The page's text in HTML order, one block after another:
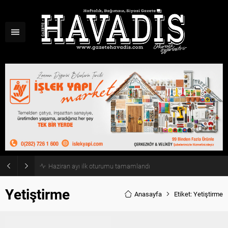
Haziran ayı ilk oturumu tamamlandı
Yetiştirme Anasayfa Etiket: Yetiştirme